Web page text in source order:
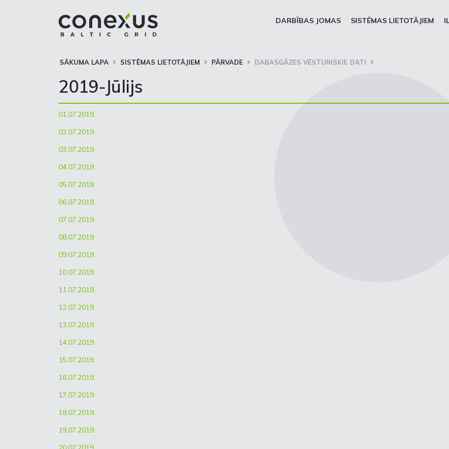
DARBĪBAS JOMAS SISTĒMAS LIETOTĀJIEM
SĀKUMA LAPA SISTĒMAS LIETOTĀJIEM PĀRVADE DABASGĀZES VĒSTURISKIE DATI
2019-Jūlijs
01.07.2019.
02.07.2019.
03.07.2019.
04.07.2019.
05.07.2019.
06.07.2019.
07.07.2019.
08.07.2019.
09.07.2019.
10.07.2019.
11.07.2019.
12.07.2019.
13.07.2019.
14.07.2019.
15.07.2019.
16.07.2019.
17.07.2019.
18.07.2019.
19.07.2019.